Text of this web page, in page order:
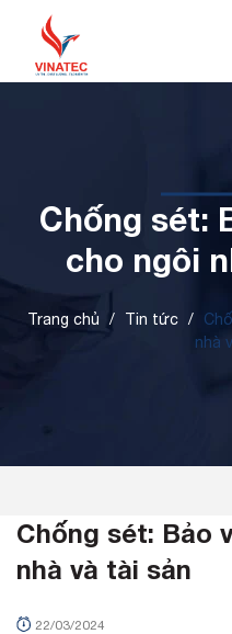
Chống sét:
cho ngôi
Trang chủ / Tin tức /
nhà
Chống sét: Bảo
nhà và tài sản
22/03/2024